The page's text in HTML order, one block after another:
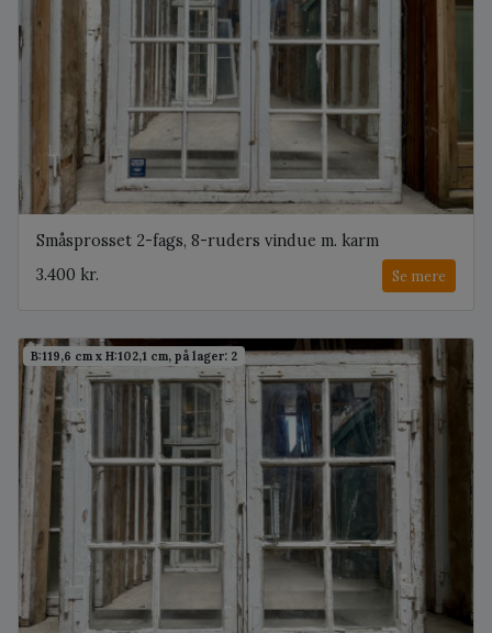
Småsprosset 2-fags, 8-ruders vindue m. karm
3.400 kr.
Se mere
B:119,6 cm x H:102,1 cm, på lager: 2